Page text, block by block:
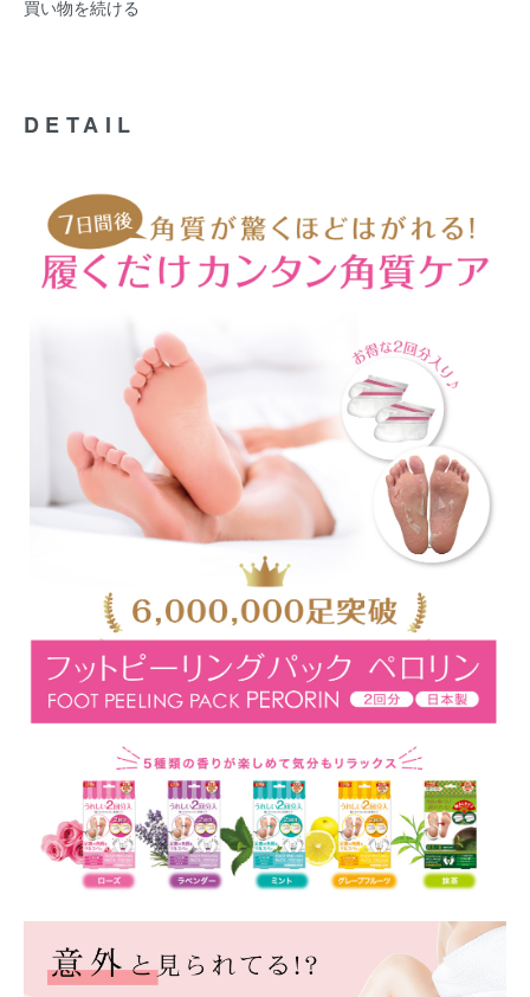
買い物を続ける
DETAIL